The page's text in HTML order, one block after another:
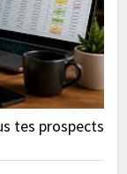
tes prospects